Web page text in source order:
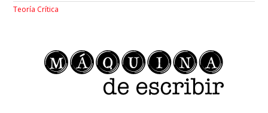
Teoría Crítica